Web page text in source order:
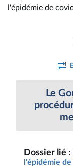
l'épidémie de
Le
Dossier lié :
l'épidémie